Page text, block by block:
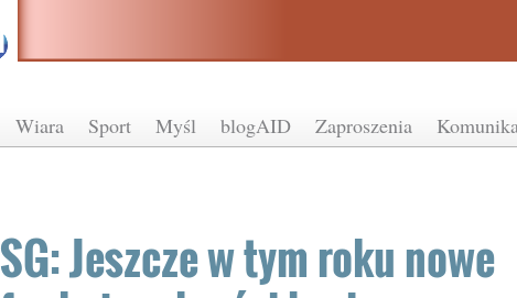
Wiara Sport Myśl blogAID Zaproszenia
SG: Jeszcze w tym roku nowe